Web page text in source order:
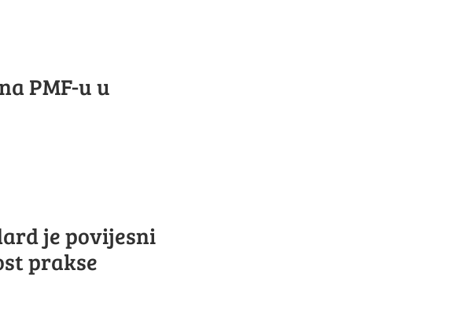
PMF-u u
je povijesni
prakse